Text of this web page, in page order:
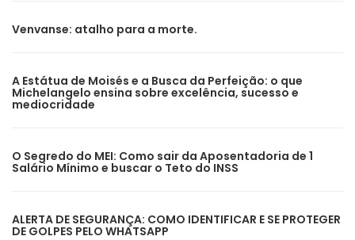
Venvanse: atalho para a morte.
A Estátua de Moisés e a Busca da Perfeição: o que
Michelangelo ensina sobre excelência, sucesso e
mediocridade
O Segredo do MEI: Como sair da Aposentadoria de 1
Salário Mínimo e buscar o Teto do INSS
ALERTA DE SEGURANÇA: COMO IDENTIFICAR E SE PROTEGER
DE GOLPES PELO WHATSAPP